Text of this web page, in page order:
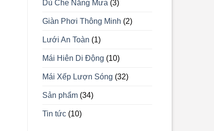
Dù Che Nắng Mưa (3)
Giàn Phơi Thông Minh (2)
Lưới An Toàn (1)
Mái Hiên Di Động (10)
Mái Xếp Lượn Sóng (32)
Sản phẩm(34)
Tin tức(10)